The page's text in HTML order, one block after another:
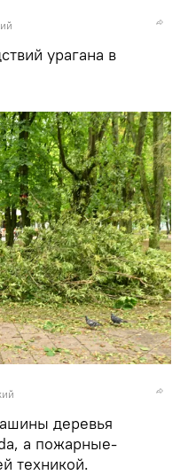
урагана в
деревья
а пожарные-
техникой.